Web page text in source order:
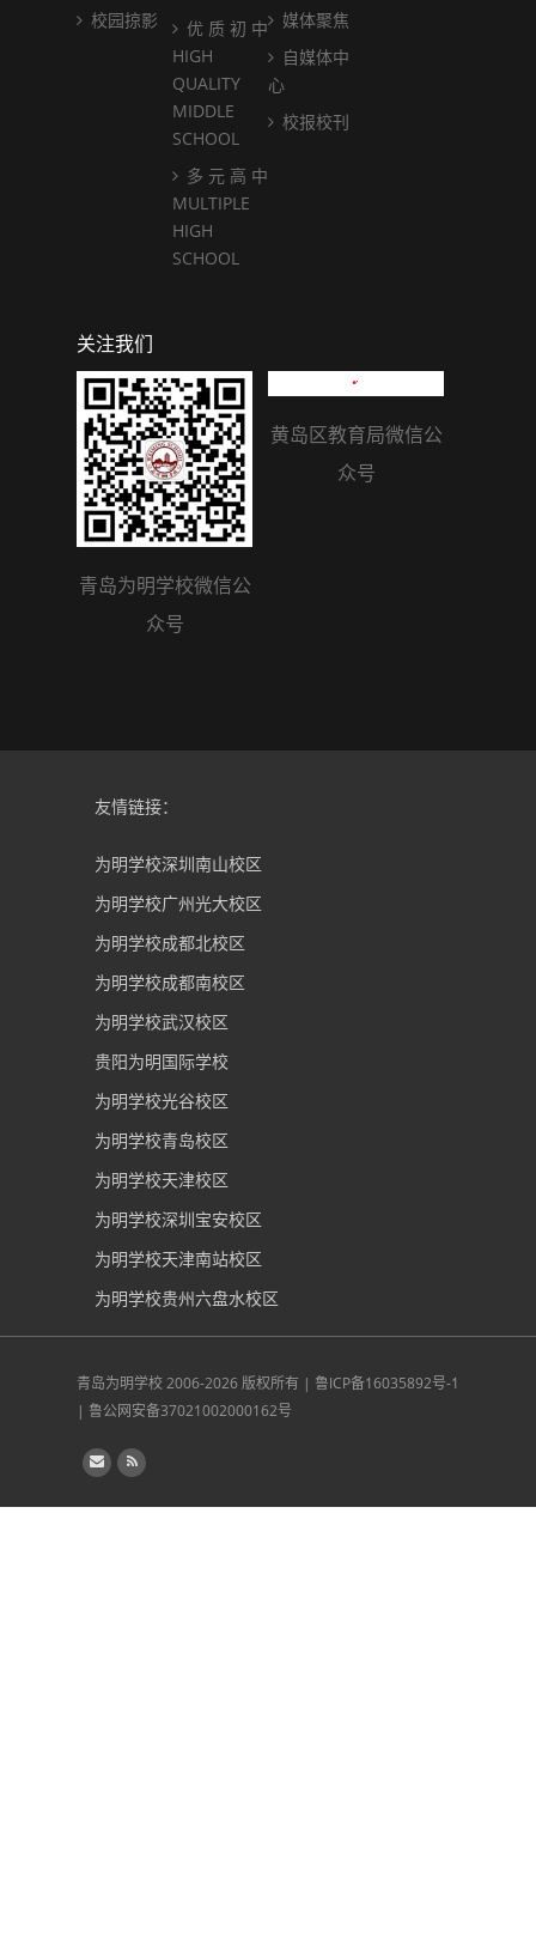
校园掠影
优 质 初 中
HIGH
QUALITY
MIDDLE
SCHOOL
多 元 高 中
MULTIPLE
HIGH
SCHOOL
媒体聚焦
自媒体中
心
校报校刊
关注我们
青岛为明学校微信公
众号
友情链接：
为明学校深圳南山校区
为明学校广州光大校区
为明学校成都北校区
为明学校成都南校区
为明学校武汉校区
贵阳为明国际学校
为明学校光谷校区
为明学校青岛校区
为明学校天津校区
为明学校深圳宝安校区
为明学校天津南站校区
为明学校贵州六盘水校区
青岛为明学校2006-2026 版权所有 | 鲁ICP备16035892号-1
| 鲁公网安备37021002000162号